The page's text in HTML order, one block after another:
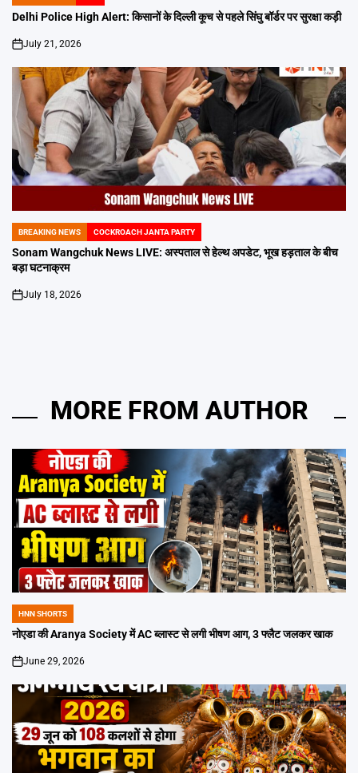
IN
Delhi Police High Alert: किसानों के दिल्ली कूच से पहले सिंघु बॉर्डर पर सुरक्षा कड़ी
on
July 21, 2026
POSTED
IN
BREAKING NEWS COCKROACH JANTA PARTY
Sonam Wangchuk News LIVE: अस्पताल से हेल्थ अपडेट, भूख हड़ताल के बीच
बड़ा घटनाक्रम
on
July 18, 2026
MORE FROM AUTHOR
POSTED
IN
HNN SHORTS
नोएडा की Aranya Society में AC ब्लास्ट से लगी भीषण आग, 3 फ्लैट जलकर खाक
on
June 29, 2026